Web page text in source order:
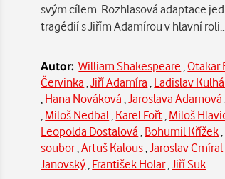
svým cílem. Rozhlasová adaptace
tragédií s Jiřím Adamírou v hlavní
Autor: William Shakespeare ,Otakar
Červinka ,Jiří Adamíra Ladislav
Hana Nováková ,Jaroslava Adamová
Miloš Nedbal Karel Fořt Miloš
Leopolda Dostalová Bohumil Křížek
soubor,Artuš Kalous ,Jaroslav Cmíral
Janovský František Holar,Jiří Suk